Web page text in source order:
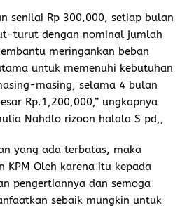
senilai Rp 300,000, setiap bulan
turut dengan nominal jumlah
meringankan beban
untuk memenuhi kebutuhan
masing, selama 4 bulan
Rp.1,200,000,” ungkapnya
Nahdlo rizoon halala S pd,,
yang ada terbatas, maka
KPM Oleh karena itu kepada
pengertiannya dan semoga
sebaik mungkin untuk